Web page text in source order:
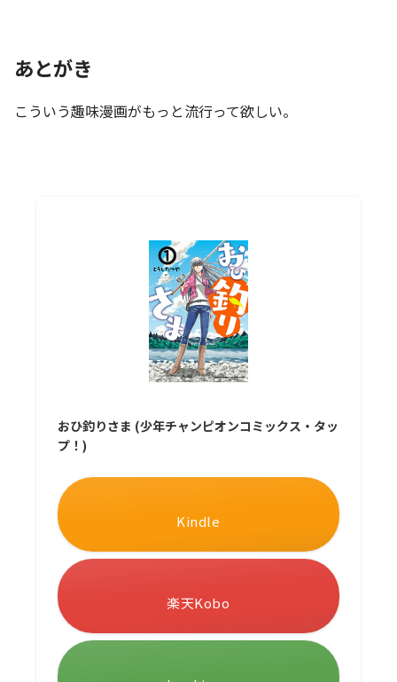
あとがき
こういう趣味漫画がもっと流行って欲しい。
おひ釣りさま (少年チャンピオンコミックス・タッ
プ！)
Kindle
楽天Kobo